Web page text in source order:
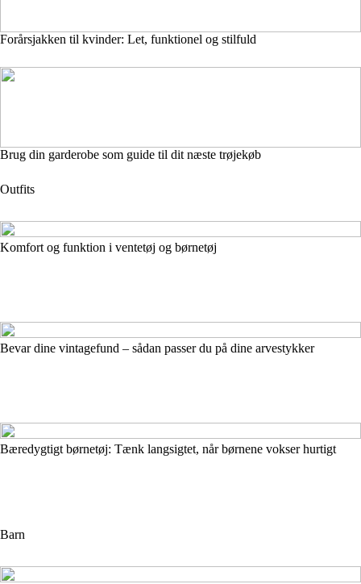
Forårsjakken til kvinder: Let, funktionel og stilfuld
Brug din garderobe som guide til dit næste trøjekøb
Outfits
Komfort og funktion i ventetøj og børnetøj
Bevar dine vintagefund – sådan passer du på dine arvestykker
Bæredygtigt børnetøj: Tænk langsigtet, når børnene vokser hurtigt
Barn